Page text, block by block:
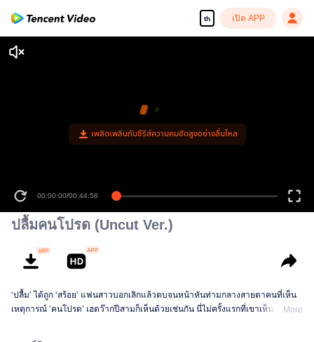
th เปิด APP
เพลิดเพลินกับซีรีส์ความคมชัดสูงอย่างลื่นไหล
00:00:00/00:44:58
ปลื้มคนโปรด (Uncut Ver.)
‘ปลื้ม’ ได้ถูก ‘สร้อย’ แฟนสาวบอกเลิกแล้วตบจนหน้าหันท่ามกลางสายตาคนที่เห็น
เหตุการณ์ ‘คนโปรด’ เฮดว๊ากปีสามก็เห็นด้วยเช่นกัน นี่ไม่ครั้งแรกที่เขาเห็น ‘คนที่More